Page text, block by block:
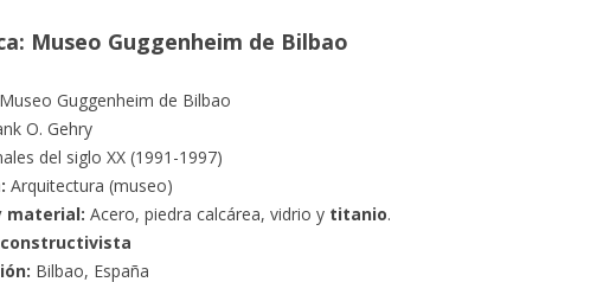
Museo Guggenheim de Bilbao
Museo Guggenheim de Bilbao
O. Gehry
del siglo XX (1991-1997)
Arquitectura (museo)
material: Acero, piedra calcárea, vidrio y titanio.
Bilbao, España